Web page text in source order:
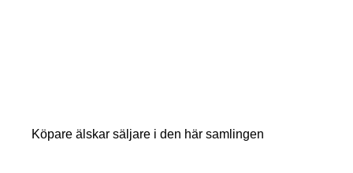
Köpare älskar säljare i den här samlingen